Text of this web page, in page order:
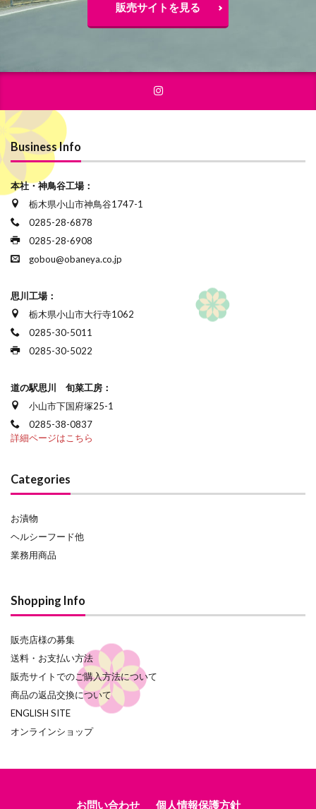
販売サイトを見る
Business Info
本社・神鳥谷工場：
栃木県小山市神鳥谷1747-1
0285-28-6878
0285-28-6908
gobou@obaneya.co.jp
思川工場：
栃木県小山市大行寺1062
0285-30-5011
0285-30-5022
道の駅思川 旬菜工房：
小山市下国府塚25-1
0285-38-0837
詳細ページはこちら
Categories
お漬物
ヘルシーフード他
業務用商品
Shopping Info
販売店様の募集
送料・お支払い方法
販売サイトでのご購入方法について
商品の返品交換について
ENGLISH SITE
オンラインショップ
お問い合わせ 個人情報保護方針